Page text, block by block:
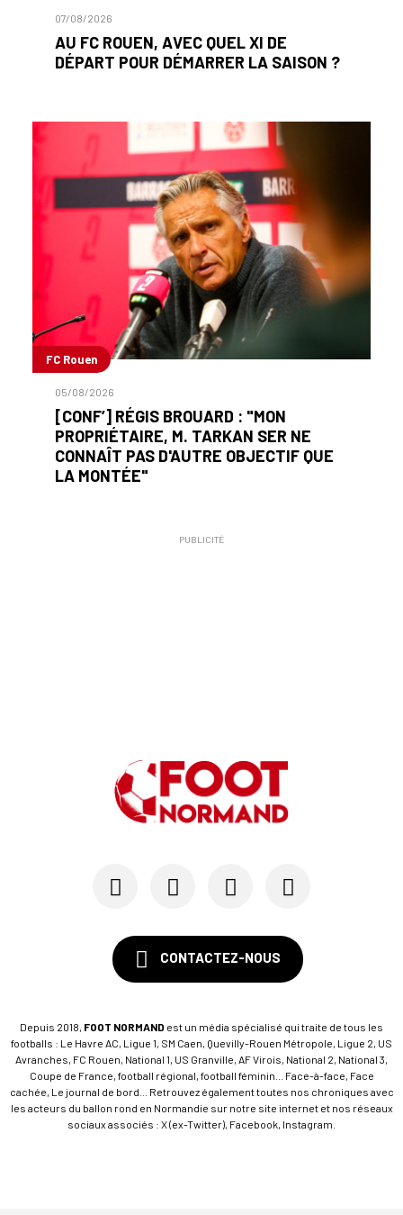
07/08/2026
AU FC ROUEN, AVEC QUEL XI DE
DÉPART POUR DÉMARRER LA SAISON ?
FC Rouen
05/08/2026
[CONF’] RÉGIS BROUARD : "MON
PROPRIÉTAIRE, M. TARKAN SER NE
CONNAÎT PAS D'AUTRE OBJECTIF QUE
LA MONTÉE"
PUBLICITÉ
CONTACTEZ-NOUS
Depuis 2018, FOOT NORMAND est un média spécialisé qui traite de tous les
footballs : Le Havre AC, Ligue 1, SM Caen, Quevilly-Rouen Métropole, Ligue 2, US
Avranches, FC Rouen, National 1, US Granville, AF Virois, National 2, National 3,
Coupe de France, football régional, football féminin... Face-à-face, Face
cachée, Le journal de bord... Retrouvez également toutes nos chroniques avec
les acteurs du ballon rond en Normandie sur notre site internet et nos réseaux
sociaux associés : X (ex-Twitter), Facebook, Instagram.